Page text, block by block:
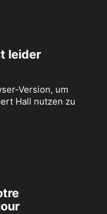
leider
Version, um
Hall nutzen zu